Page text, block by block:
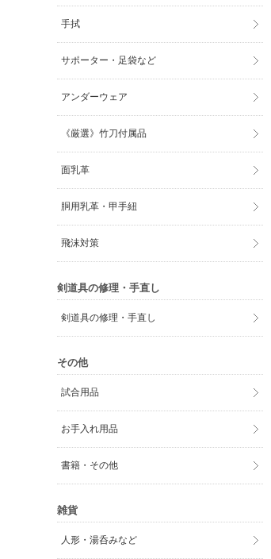
手拭
サポーター・足袋など
アンダーウェア
《厳選》竹刀付属品
面乳革
胴用乳革・甲手紐
飛沫対策
剣道具の修理・手直し
剣道具の修理・手直し
その他
試合用品
お手入れ用品
書籍・その他
雑貨
人形・湯呑みなど